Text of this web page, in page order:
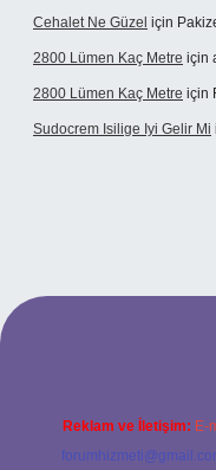
Cehalet Ne Güzel için
2800 Lümen Kaç Metre için
2800 Lümen Kaç Metre için
Sudocrem Isilige Iyi Gelir Mi
Reklam ve İletişim: E-